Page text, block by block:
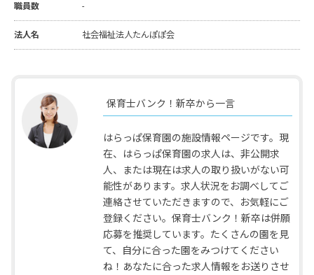
職員数 -
法人名 社会福祉法人たんぽぽ会
保育士バンク！新卒から一言
はらっぱ保育園の施設情報ページです。現
在、はらっぱ保育園の求人は、非公開求
人、または現在は求人の取り扱いがない可
能性があります。求人状況をお調べしてご
連絡させていただきますので、お気軽にご
登録ください。保育士バンク！新卒は併願
応募を推奨しています。たくさんの園を見
て、自分に合った園をみつけてください
ね！あなたに合った求人情報をお送りさせ